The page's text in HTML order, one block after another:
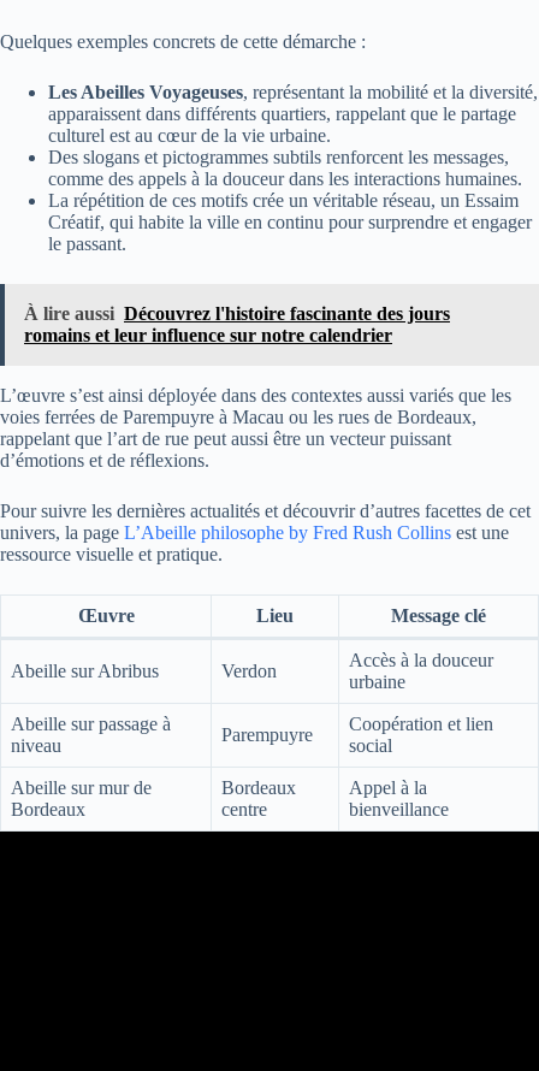
Quelques exemples concrets de cette démarche :
Les Abeilles Voyageuses, représentant la mobilité et la diversité,
apparaissent dans différents quartiers, rappelant que le partage
culturel est au cœur de la vie urbaine.
Des slogans et pictogrammes subtils renforcent les messages,
comme des appels à la douceur dans les interactions humaines.
La répétition de ces motifs crée un véritable réseau, un Essaim
Créatif, qui habite la ville en continu pour surprendre et engager
le passant.
À lire aussi Découvrez l'histoire fascinante des jours
romains et leur influence sur notre calendrier
L’œuvre s’est ainsi déployée dans des contextes aussi variés que les
voies ferrées de Parempuyre à Macau ou les rues de Bordeaux,
rappelant que l’art de rue peut aussi être un vecteur puissant
d’émotions et de réflexions.
Pour suivre les dernières actualités et découvrir d’autres facettes de cet
univers, la page L’Abeille philosophe by Fred Rush Collins est une
ressource visuelle et pratique.
Œuvre Lieu Message clé
Abeille sur Abribus Verdon
Accès à la douceur
urbaine
Abeille sur passage à
niveau
Parempuyre
Coopération et lien
social
Abeille sur mur de
Bordeaux
Bordeaux
centre
Appel à la
bienveillance